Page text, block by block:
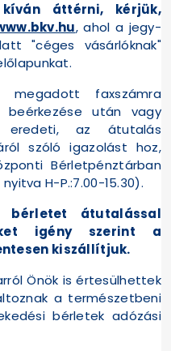
áttérni, kérjük,
, ahol a jegy-
"céges vásárlóknak"
faxszámra
beérkezése után vagy
az átutalás
szóló igazolást hoz,
Bérletpénztárban
H-P.:7.00-15.30).
átutalással
igény szerint a
kiszállítjuk.
Önök is értesülhettek
a természetbeni
bérletek adózási